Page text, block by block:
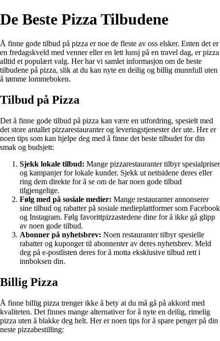
De Beste Pizza Tilbudene
Å finne gode tilbud på pizza er noe de fleste av oss elsker. Enten det er
en fredagskveld med venner eller en lett lunsj på en travel dag, er pizza
alltid et populært valg. Her har vi samlet informasjon om de beste
tilbudene på pizza, slik at du kan nyte en deilig og billig munnfull uten
å tømme lommeboken.
Tilbud på Pizza
Det å finne gode tilbud på pizza kan være en utfordring, spesielt med
det store antallet pizzarestauranter og leveringstjenester der ute. Her er
noen tips som kan hjelpe deg med å finne det beste tilbudet for din
smak og budsjett:
Sjekk lokale tilbud: Mange pizzarestauranter tilbyr spesialpriser
og kampanjer for lokale kunder. Sjekk ut nettsidene deres eller
ring dem direkte for å se om de har noen gode tilbud
tilgjengelige.
Følg med på sosiale medier: Mange restauranter annonserer
sine tilbud og rabatter på sosiale medieplattformer som Facebook
og Instagram. Følg favorittpizzastedene dine for å ikke gå glipp
av noen gode tilbud.
Abonner på nyhetsbrev: Noen restauranter tilbyr spesielle
rabatter og kuponger til abonnenter av deres nyhetsbrev. Meld
deg på e-postlisten deres for å motta eksklusive tilbud rett i
innboksen din.
Billig Pizza
Å finne billig pizza trenger ikke å bety at du må gå på akkord med
kvaliteten. Det finnes mange alternativer for å nyte en deilig, rimelig
pizza uten å blakke deg helt. Her er noen tips for å spare penger på din
neste pizzabestilling: